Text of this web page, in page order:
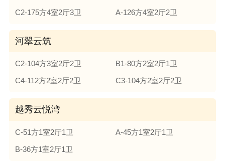
C2-175方4室2厅3卫
A-126方4室2厅2卫
河翠云筑
C2-104方3室2厅2卫
B1-80方2室2厅1卫
C4-112方2室2厅2卫
C3-104方2室2厅2卫
越秀云悦湾
C-51方1室2厅1卫
A-45方1室2厅1卫
B-36方1室2厅1卫